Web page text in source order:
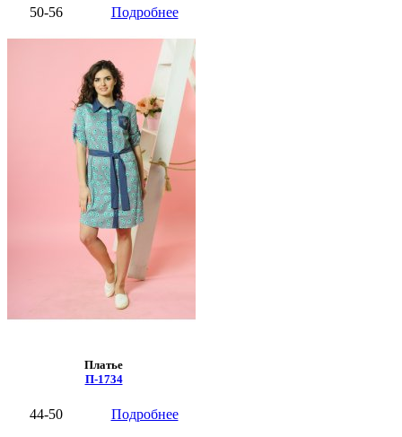
50-56 Подробнее
Платье
П-1734
44-50 Подробнее